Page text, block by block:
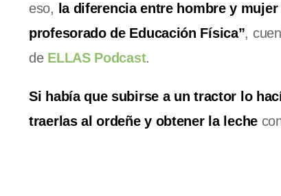
eso, la diferencia entre hombre y
profesorado de Educación Física”,
de ELLAS Podcast.
Si había que subirse a un tractor lo
traerlas al ordeñe y obtener la leche